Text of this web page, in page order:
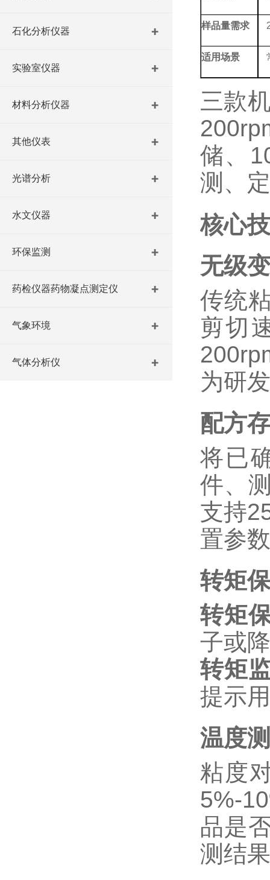
样品量需求
适用场景
三款
储、
测、
核心
无级
传统
剪切
为研
配方
将已
件、
支持
置参
转矩
转矩
子或
转矩
提示
温度
粘度
5%-
品是
测结
石化分析仪器
实验室仪器
材料分析仪器
其他仪表
光谱分析
水文仪器
环保监测
药检仪器药物凝点测定仪
气象环境
气体分析仪